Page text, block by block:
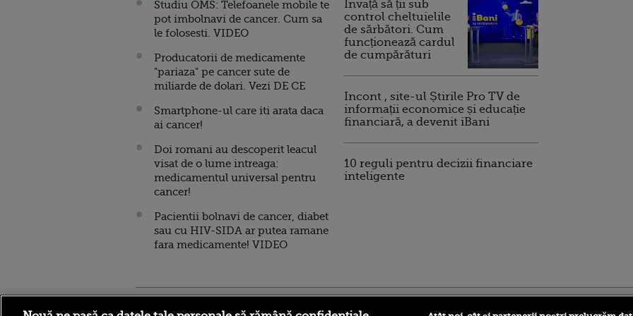
Studiu OMS: Telefoanele mobile te
pot imbolnavi de cancer. Cum sa
le folosesti. VIDEO
Producatorii de medicamente
"pariaza" pe cancer sute de
miliarde de dolari. Vezi DE CE
Smartphone-ul care iti arata daca
ai cancer!
Doi romani au descoperit leacul
visat de o lume intreaga:
medicamentul universal pentru
cancer!
Pacientii bolnavi de cancer, diabet
sau cu HIV-SIDA ar putea ramane
fara medicamente! VIDEO
Invață să ții sub
control cheltuielile
de sărbători. Cum
funcționează cardul
de cumpărături
Incont , site-ul Știrile Pro TV de
informații economice și educație
financiară, a devenit iBani
10 reguli pentru decizii financiare
inteligente